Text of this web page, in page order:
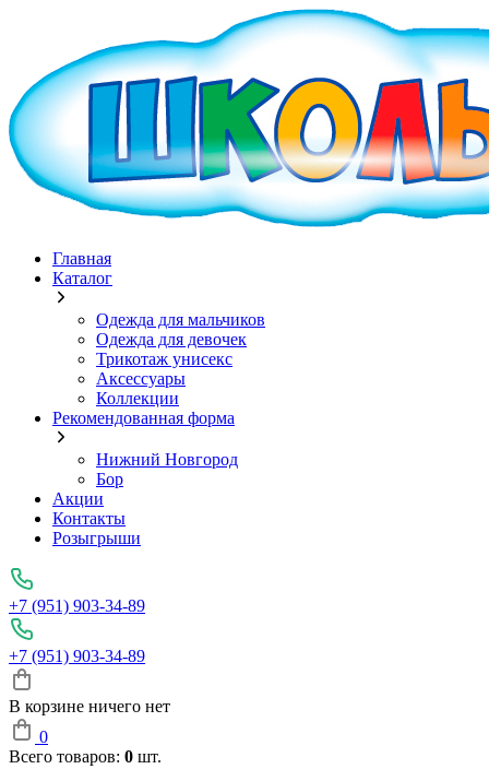
Главная
Каталог
Одежда для мальчиков
Одежда для девочек
Трикотаж унисекс
Аксессуары
Коллекции
Рекомендованная форма
Нижний Новгород
Бор
Акции
Контакты
Розыгрыши
+7 (951) 903-34-89
+7 (951) 903-34-89
В корзине ничего нет
0
Всего товаров: 0 шт.